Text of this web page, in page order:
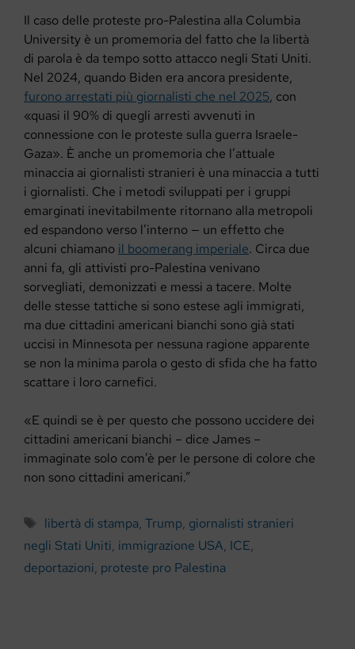
Il caso delle proteste pro-Palestina alla Columbia
University è un promemoria del fatto che la libertà
di parola è da tempo sotto attacco negli Stati Uniti.
Nel 2024, quando Biden era ancora presidente,
furono arrestati più giornalisti che nel 2025, con
«quasi il 90% di quegli arresti avvenuti in
connessione con le proteste sulla guerra Israele-
Gaza». È anche un promemoria che l’attuale
minaccia ai giornalisti stranieri è una minaccia a tutti
i giornalisti. Che i metodi sviluppati per i gruppi
emarginati inevitabilmente ritornano alla metropoli
ed espandono verso l’interno — un effetto che
alcuni chiamano il boomerang imperiale. Circa due
anni fa, gli attivisti pro-Palestina venivano
sorvegliati, demonizzati e messi a tacere. Molte
delle stesse tattiche si sono estese agli immigrati,
ma due cittadini americani bianchi sono già stati
uccisi in Minnesota per nessuna ragione apparente
se non la minima parola o gesto di sfida che ha fatto
scattare i loro carnefici.
«E quindi se è per questo che possono uccidere dei
cittadini americani bianchi – dice James –
immaginate solo com’è per le persone di colore che
non sono cittadini americani.”
Tag
libertà di stampa, Trump, giornalisti stranieri
negli Stati Uniti, immigrazione USA, ICE,
deportazioni, proteste pro Palestina